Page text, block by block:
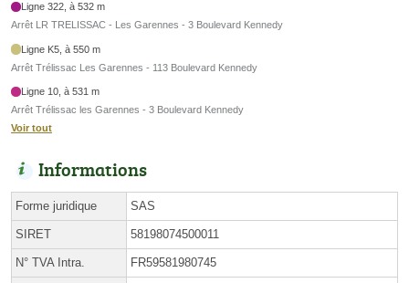
Ligne 322, à 532 m
Arrêt LR TRELISSAC - Les Garennes - 3 Boulevard Kennedy
Ligne K5, à 550 m
Arrêt Trélissac Les Garennes - 113 Boulevard Kennedy
Ligne 10, à 531 m
Arrêt Trélissac les Garennes - 3 Boulevard Kennedy
Voir tout
Informations
Forme juridique SAS
SIRET 58198074500011
N° TVA Intra. FR59581980745